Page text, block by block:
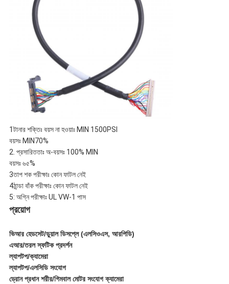
1টানার শক্তিঃ বয়স না হওয়াঃ MIN 1500PSI
বয়সঃ MIN70%
2. প্রসারিততাঃ অ-বয়সঃ 100% MIN
বয়সঃ ৬৫%
3তাপ শক পরীক্ষাঃ কোন ফাটল নেই
4ঠান্ডা বাঁক পরীক্ষাঃ কোন ফাটল নেই
5: অগ্নি পরীক্ষাঃ UL VW-1 পাস
প্রয়োগ
ভিআর হেডসেট/ডুয়াল ডিসপ্লে (এলসিওএস, আরপিডি)
এআর/তরল স্ফটিক প্রদর্শন
ল্যাপটপ/ক্যামেরা
ল্যাপটপ/এলসিডি সংযোগ
ড্রোন প্রধান শরীর/গিমবাল মোটর সংযোগ ক্যামেরা